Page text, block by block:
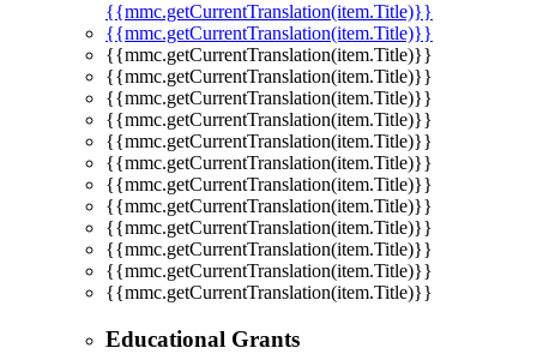
{{mmc.getCurrentTranslation(item.Title)}}
{{mmc.getCurrentTranslation(item.Title)}}
{{mmc.getCurrentTranslation(item.Title)}}
{{mmc.getCurrentTranslation(item.Title)}}
{{mmc.getCurrentTranslation(item.Title)}}
{{mmc.getCurrentTranslation(item.Title)}}
{{mmc.getCurrentTranslation(item.Title)}}
{{mmc.getCurrentTranslation(item.Title)}}
{{mmc.getCurrentTranslation(item.Title)}}
{{mmc.getCurrentTranslation(item.Title)}}
{{mmc.getCurrentTranslation(item.Title)}}
{{mmc.getCurrentTranslation(item.Title)}}
{{mmc.getCurrentTranslation(item.Title)}}
{{mmc.getCurrentTranslation(item.Title)}}
Educational Grants